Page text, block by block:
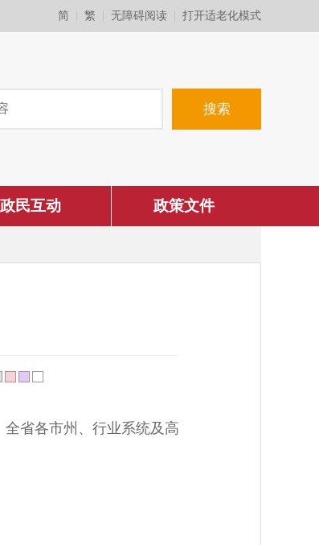
简 繁 无障碍阅读 打开适老化模式
政民互动 政策文件
省各市州、行业系统及高